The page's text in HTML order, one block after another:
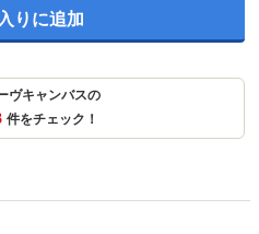
りに追加
ヴキャンバスの
件をチェック！